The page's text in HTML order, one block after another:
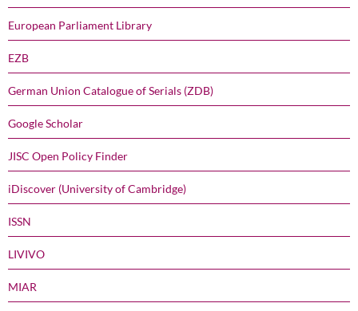
European Parliament Library
EZB
German Union Catalogue of Serials (ZDB)
Google Scholar
JISC Open Policy Finder
iDiscover (University of Cambridge)
ISSN
LIVIVO
MIAR